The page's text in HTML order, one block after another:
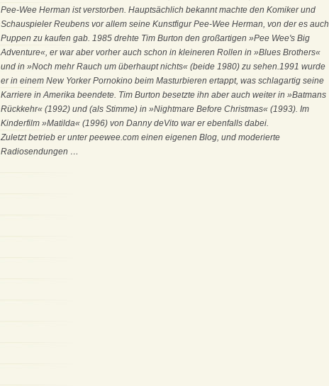
Pee-Wee Herman ist verstorben. Hauptsächlich bekannt machte den Komiker und
Schauspieler Reubens vor allem seine Kunstfigur Pee-Wee Herman, von der es auch
Puppen zu kaufen gab. 1985 drehte Tim Burton den großartigen »Pee Wee's Big
Adventure«, er war aber vorher auch schon in kleineren Rollen in »Blues Brothers«
und in »Noch mehr Rauch um überhaupt nichts« (beide 1980) zu sehen.1991 wurde
er in einem New Yorker Pornokino beim Masturbieren ertappt, was schlagartig seine
Karriere in Amerika beendete. Tim Burton besetzte ihn aber auch weiter in »Batmans
Rückkehr« (1992) und (als Stimme) in »Nightmare Before Christmas« (1993). Im
Kinderfilm »Matilda« (1996) von Danny deVito war er ebenfalls dabei.
Zuletzt betrieb er unter peewee.com einen eigenen Blog, und moderierte
Radiosendungen …